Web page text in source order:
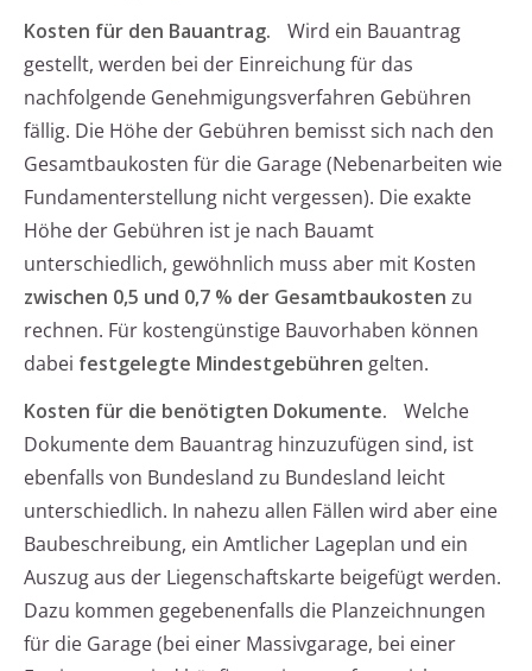
Kosten für den Bauantrag.
Wird ein Bauantrag
gestellt, werden bei der Einreichung für das
nachfolgende Genehmigungsverfahren Gebühren
fällig. Die Höhe der Gebühren bemisst sich nach den
Gesamtbaukosten für die Garage (Nebenarbeiten wie
Fundamenterstellung nicht vergessen). Die exakte
Höhe der Gebühren ist je nach Bauamt
unterschiedlich, gewöhnlich muss aber mit Kosten
zwischen 0,5 und 0,7 % der Gesamtbaukosten zu
rechnen. Für kostengünstige Bauvorhaben können
dabei festgelegte Mindestgebühren gelten.
Kosten für die benötigten Dokumente.
Welche
Dokumente dem Bauantrag hinzuzufügen sind, ist
ebenfalls von Bundesland zu Bundesland leicht
unterschiedlich. In nahezu allen Fällen wird aber eine
Baubeschreibung, ein Amtlicher Lageplan und ein
Auszug aus der Liegenschaftskarte beigefügt werden.
Dazu kommen gegebenenfalls die Planzeichnungen
für die Garage (bei einer Massivgarage, bei einer